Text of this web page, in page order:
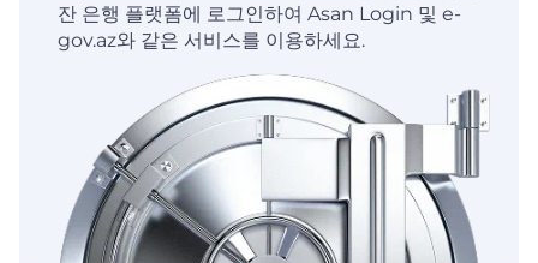
잔 은행 플랫폼에 로그인하여 Asan Login 및 e-
gov.az와 같은 서비스를 이용하세요.